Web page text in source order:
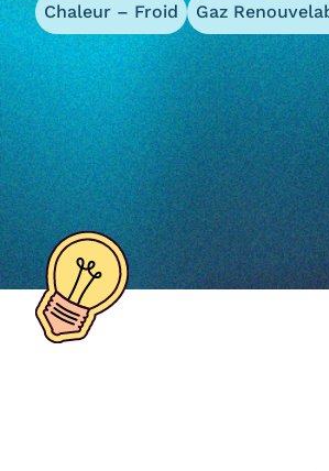
Chaleur – Froid Gaz